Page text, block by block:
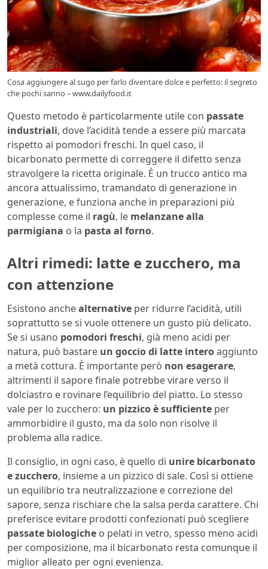
Cosa aggiungere al sugo per farlo diventare dolce e perfetto: il segreto
che pochi sanno – www.dailyfood.it
Questo metodo è particolarmente utile con passate
industriali, dove l’acidità tende a essere più marcata
rispetto ai pomodori freschi. In quel caso, il
bicarbonato permette di correggere il difetto senza
stravolgere la ricetta originale. È un trucco antico ma
ancora attualissimo, tramandato di generazione in
generazione, e funziona anche in preparazioni più
complesse come il ragù, le melanzane alla
parmigiana o la pasta al forno.
Altri rimedi: latte e zucchero, ma
con attenzione
Esistono anchealternative per ridurre l’acidità, utili
soprattutto se si vuole ottenere un gusto più delicato.
Se si usano pomodori freschi, già meno acidi per
natura, può bastare un goccio di latte interoaggiunto
a metà cottura. È importante però non esagerare,
altrimenti il sapore finale potrebbe virare verso il
dolciastro e rovinare l’equilibrio del piatto. Lo stesso
vale per lo zucchero: un pizzico è sufficiente per
ammorbidire il gusto, ma da solo non risolve il
problema alla radice.
Il consiglio, in ogni caso, è quello di unire bicarbonato
e zucchero, insieme a un pizzico di sale. Così si ottiene
un equilibrio tra neutralizzazione e correzione del
sapore, senza rischiare che la salsa perda carattere. Chi
preferisce evitare prodotti confezionati può scegliere
passate biologiche o pelati in vetro, spesso meno acidi
per composizione, ma il bicarbonato resta comunque il
miglior alleato per ogni evenienza.